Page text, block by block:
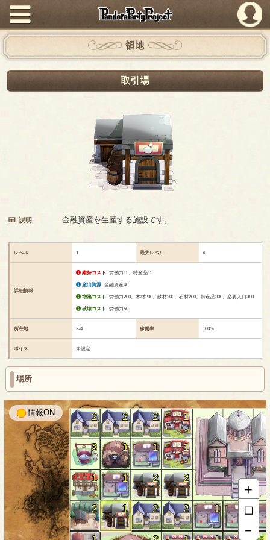
PandoraPartyProject
領地
取引場
説明 金融資産を生産する施設です。
レベル 1 最大レベル 4
詳細情報
維持コスト 労働力15、特産品15
産出資源 金融資産40
増築コスト 労働力200、木材200、鉄材200、石材200、特産品300、必要人口300
破壊コスト 労働力50
所在地 2-4 稼働率 100％
ボイス 未設定
場所
2
3
2
1
2
2
1
2
2
1
2
2
1 1
1
1 1
1
情報
＋
□
－